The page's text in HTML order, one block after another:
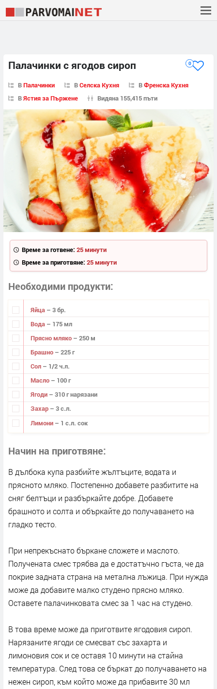
Палачинки с ягодов сироп 0
ВПалачинки ВСелска Кухня ВФренска Кухня
ВЯстия за Пържене Видяна 155,415 пъти
Време за готвене: 25 минути
Време за приготвяне: 25 минути
Необходими продукти
Яйца – 3 бр.
Вода – 175 мл
Прясно мляко – 250 м
Брашно – 225 г
Сол – 1/2 ч.л.
Масло – 100 г
Ягоди – 310 г нарязани
Захар – 3 с.л.
Лимони – 1 с.л. сок
Начин на приготвяне
В дълбока купа разбийте жълтъците, водата и
прясното мляко. Постепенно добавете разбитите на
сняг белтъци и разбъркайте добре. Добавете
брашното и солта и объркайте до получаването на
гладко тесто.
При непрекъснато бъркане сложете и маслото.
Получената смес трябва да е достатъчно гъста, че да
покрие задната страна на метална лъжица. При нужда
може да добавите малко студено прясно мляко.
Оставете палачинковата смес за 1 час на студено.
В това време може да приготвите ягодовия сироп.
Нарязаните ягоди се смесват със захарта и
лимоновия сок и се оставя 10 минути на стайна
температура. След това се бъркат до получаването на
нежен сироп, към който може да прибавите 30 мл